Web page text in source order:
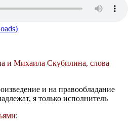
и Михаила Скубилина, слова
и на правообладание
я только исполнитель
: